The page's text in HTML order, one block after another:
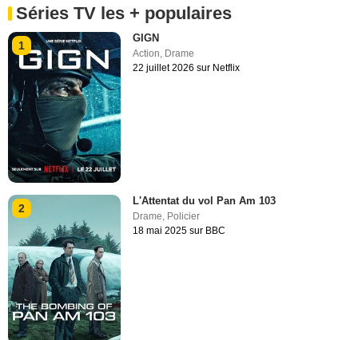
Séries TV les + populaires
1
GIGN
Action, Drame
22 juillet 2026 sur Netflix
2
L'Attentat du vol Pan Am 103
Drame Policier
18 mai 2025 sur BBC